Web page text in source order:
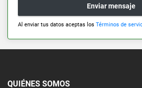
Enviar mensaje
Al enviar tus datos aceptas los Términos de
QUIÉNES SOMOS